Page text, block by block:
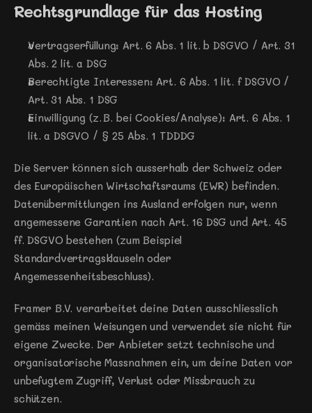
Rechtsgrundlage für das Hosting
Vertragserfüllung: Art. 6 Abs. 1 lit. b DSGVO / Art. 31
Abs. 2 lit. a DSG
Berechtigte Interessen: Art. 6 Abs. 1 lit. f DSGVO /
Art. 31 Abs. 1 DSG
Einwilligung (z. B. bei Cookies/Analyse): Art. 6 Abs. 1
lit. a DSGVO / § 25 Abs. 1 TDDDG
Die Server können sich ausserhalb der Schweiz oder
des Europäischen Wirtschaftsraums (EWR) befinden.
Datenübermittlungen ins Ausland erfolgen nur, wenn
angemessene Garantien nach Art. 16 DSG und Art. 45
ff. DSGVO bestehen (zum Beispiel
Standardvertragsklauseln oder
Angemessenheitsbeschluss).
Framer B.V. verarbeitet deine Daten ausschliesslich
gemäss meinen Weisungen und verwendet sie nicht für
eigene Zwecke. Der Anbieter setzt technische und
organisatorische Massnahmen ein, um deine Daten vor
unbefugtem Zugriff, Verlust oder Missbrauch zu
schützen.